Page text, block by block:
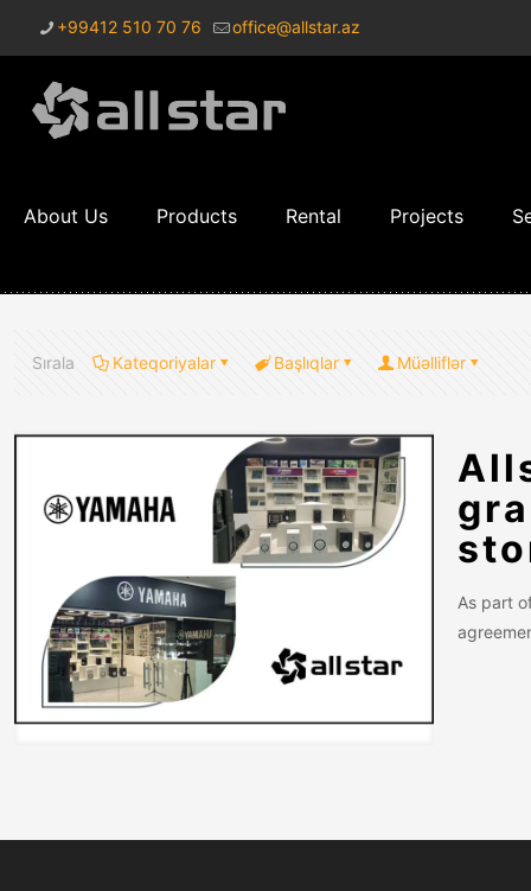
+99412 510 70 76 office@allstar.az
About Us Products Rental Projects
Sırala Kateqoriyalar Başlıqlar Müəlliflər
As part